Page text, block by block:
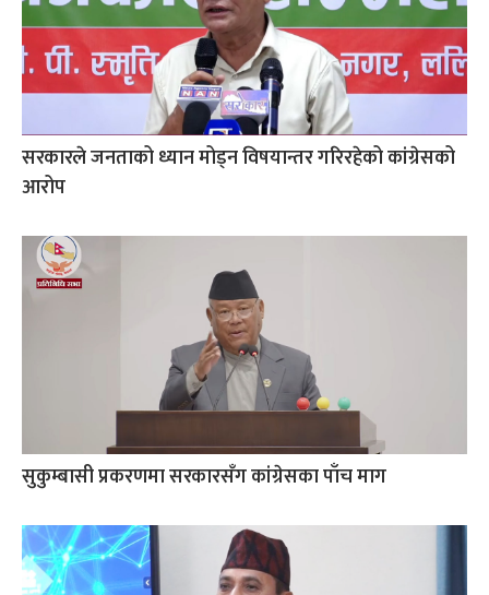
सरकारले जनताको ध्यान मोड्न विषयान्तर गरिरहेको कांग्रेसको
आरोप
सुकुम्बासी प्रकरणमा सरकारसँग कांग्रेसका पाँच माग